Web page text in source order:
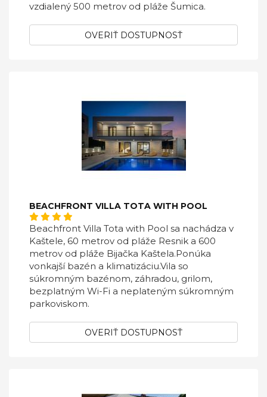
vzdialený 500 metrov od pláže Šumica.
OVERIŤ DOSTUPNOSŤ
BEACHFRONT VILLA TOTA WITH POOL
Beachfront Villa Tota with Pool sa nachádza v
Kaštele, 60 metrov od pláže Resnik a 600
metrov od pláže Bijačka Kaštela.Ponúka
vonkajší bazén a klimatizáciu.Vila so
súkromným bazénom, záhradou, grilom,
bezplatným Wi-Fi a neplateným súkromným
parkoviskom.
OVERIŤ DOSTUPNOSŤ